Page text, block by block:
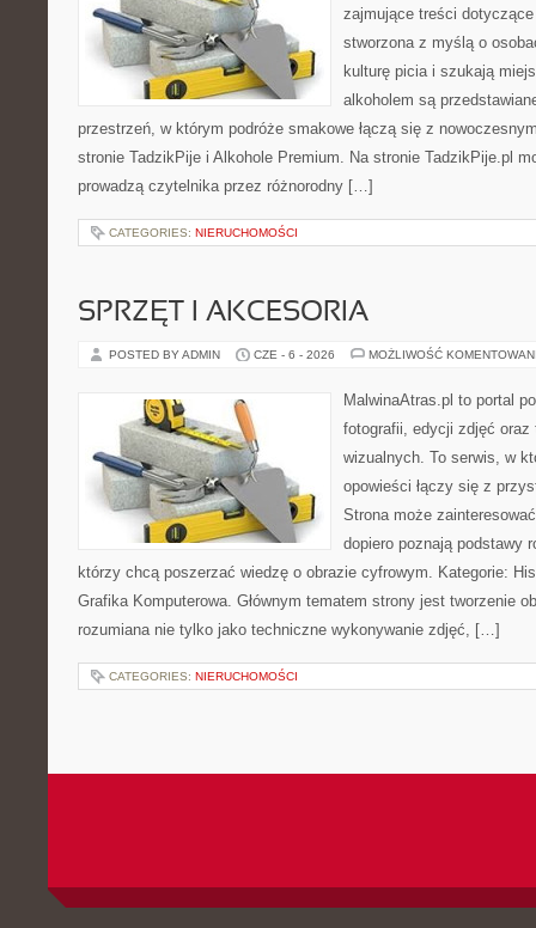
zajmujące treści dotyczące
stworzona z myślą o
kulturę picia i szukają
alkoholem są
przestrzeń, w którym podróże smakowe łączą się z
stronie TadzikPije i Alkohole Premium. Na stronie TadzikPije.pl
prowadzą czytelnika przez różnorodny […]
CATEGORIES: NIERUCHOMOŚCI
SPRZĘT I AKCESORIA
POSTED BY ADMIN CZE - 6 - 2026 MOŻLIWOŚĆ
MalwinaAtras.pl to portal
fotografii, edycji zdjęć oraz
wizualnych. To serwis, w
opowieści łączy się z
Strona może
dopiero poznają podstawy
którzy chcą poszerzać wiedzę o obrazie cyfrowym. Kategorie:
Grafika Komputerowa. Głównym tematem strony jest tworzenie
rozumiana nie tylko jako techniczne wykonywanie zdjęć, […]
CATEGORIES: NIERUCHOMOŚCI